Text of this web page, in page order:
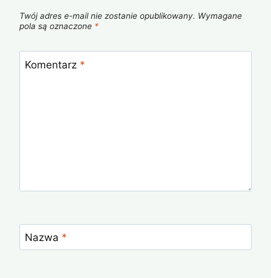
Twój adres e-mail nie zostanie opublikowany. Wymagane
pola są oznaczone *
Komentarz *
Nazwa *